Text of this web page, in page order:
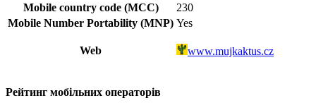
Mobile country code (MCC)
230
Mobile Number Portability (MNP) Yes
Web www.mujkaktus.cz
Рейтинг мобільних операторів